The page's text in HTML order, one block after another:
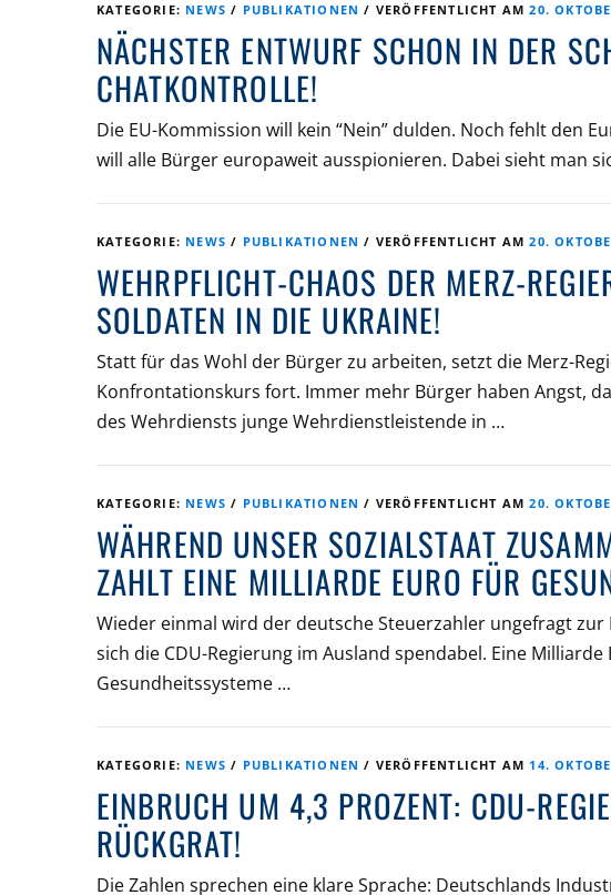
KATEGORIE: NEWS / PUBLIKATIONEN / VERÖFFENTLICHT AM20.
NÄCHSTER ENTWURF SCHON IN DER
CHATKONTROLLE!
Die EU-Kommission will kein “Nein” dulden. Noch fehlt den
will alle Bürger europaweit ausspionieren. Dabei sieht man
KATEGORIE: NEWS / PUBLIKATIONEN / VERÖFFENTLICHT AM20.
WEHRPFLICHT-CHAOS DER MERZ-
SOLDATEN IN DIE UKRAINE!
Statt für das Wohl der Bürger zu arbeiten, setzt die Merz-
Konfrontationskurs fort. Immer mehr Bürger haben Angst,
des Wehrdiensts junge Wehrdienstleistende in …
KATEGORIE: NEWS / PUBLIKATIONEN / VERÖFFENTLICHT AM20.
WÄHREND UNSER SOZIALSTAAT
ZAHLT EINE MILLIARDE EURO FÜR
Wieder einmal wird der deutsche Steuerzahler ungefragt
sich die CDU-Regierung im Ausland spendabel. Eine
Gesundheitssysteme …
KATEGORIE: NEWS / PUBLIKATIONEN / VERÖFFENTLICHT AM 14.
EINBRUCH UM 4,3 PROZENT: CDU-
RÜCKGRAT!
Die Zahlen sprechen eine klare Sprache: Deutschlands